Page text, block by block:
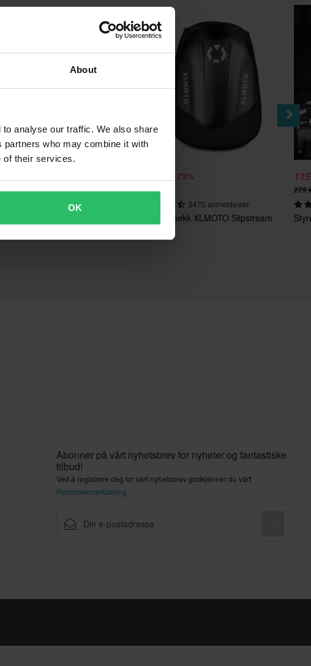
About
analyse our traffic. We also share
who may combine it with
of their services.
OK
9301 anmeldelser
-73%
799 kr
2470 anmeldelser
MC-Ryggsekk XLMOTO Slipstream
279
Abonner på vårt nyhetsbrev for nyheter og fantastiske
tilbud!
Ved å registrere deg for vårt nyhetsbrev godkjenner du vårt
Personvernerklæring